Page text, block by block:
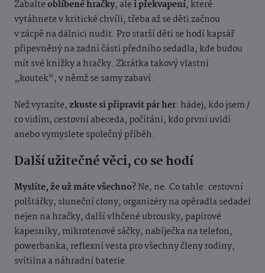
Zabalteoblíbené hračky, alei překvapení, které
vytáhnete v kritické chvíli, třeba až se děti začnou
v zácpě na dálnici nudit. Pro starší děti se hodí kapsář
připevněný na zadní části předního sedadla, kde budou
mít své knížky a hračky. Zkrátka takový vlastní
„koutek“, v němž se samy zabaví.
Než vyrazíte,zkuste si připravit pár her: hádej, kdo jsem /
co vidím, cestovní abeceda, počítání, kdo první uvidí
anebo vymyslete společný příběh.
Další užitečné věci, co se hodí
Myslíte, že už máte všechno?Ne, ne. Co tahle: cestovní
polštářky, sluneční clony, organizéry na opěradla sedadel
nejen na hračky, další vlhčené ubrousky, papírové
kapesníky, mikrotenové sáčky, nabíječka na telefon,
powerbanka, reflexní vesta pro všechny členy rodiny,
svítilna a náhradní baterie.